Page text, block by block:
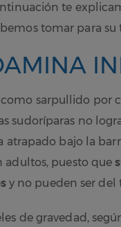
te
tomar para
sarpullido por
sudoríparas no
atrapado bajo la
adultos, puesto que
y no pueden ser del
de gravedad,